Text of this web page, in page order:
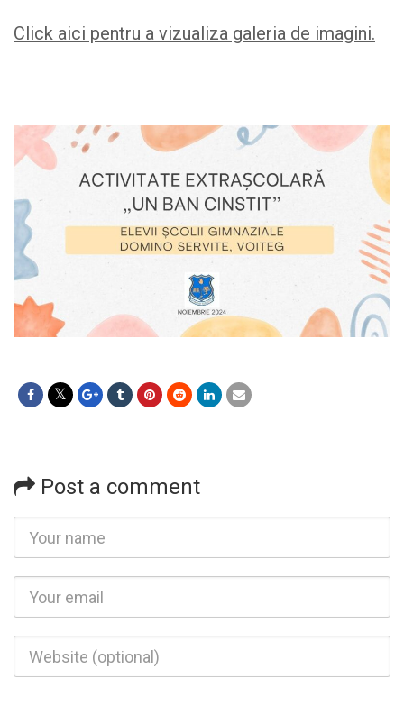
Click aici pentru a vizualiza galeria de imagini.
Post a comment